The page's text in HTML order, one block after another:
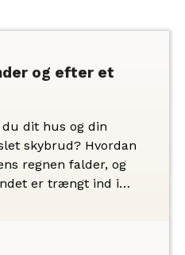
og efter et
dit hus og din
skybrud? Hvordan
regnen falder, og
er trængt ind i